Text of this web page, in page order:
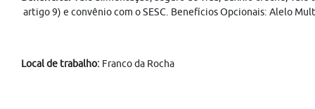
artigo 9) e convênio com o SESC. Benefícios Opcionais: Alelo
Local de trabalho: Franco da Rocha